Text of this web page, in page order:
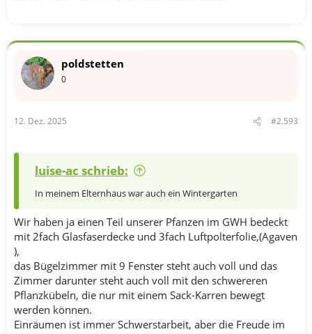
poldstetten
0
12. Dez. 2025 #2.593
luise-ac schrieb:
In meinem Elternhaus war auch ein Wintergarten
Wir haben ja einen Teil unserer Pfanzen im GWH bedeckt
mit 2fach Glasfaserdecke und 3fach Luftpolterfolie,(Agaven
),
das Bügelzimmer mit 9 Fenster steht auch voll und das
Zimmer darunter steht auch voll mit den schwereren
Pflanzkübeln, die nur mit einem Sack-Karren bewegt
werden können.
Einräumen ist immer Schwerstarbeit, aber die Freude im